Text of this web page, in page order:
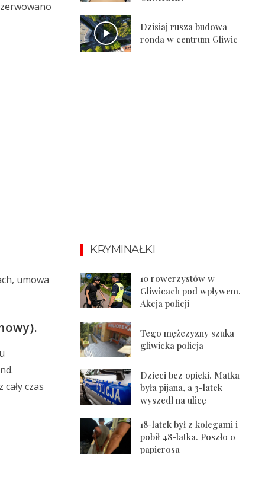
umowa
czas
Dzisiaj rusza budowa
ronda w centrum Gliwic
KRYMINAŁKI
10 rowerzystów w
Gliwicach pod wpływem.
Akcja policji
Tego mężczyzny szuka
gliwicka policja
Dzieci bez opieki. Matka
była pijana, a 3-latek
wyszedł na ulicę
18-latek był z kolegami i
pobił 48-latka. Poszło o
papierosa